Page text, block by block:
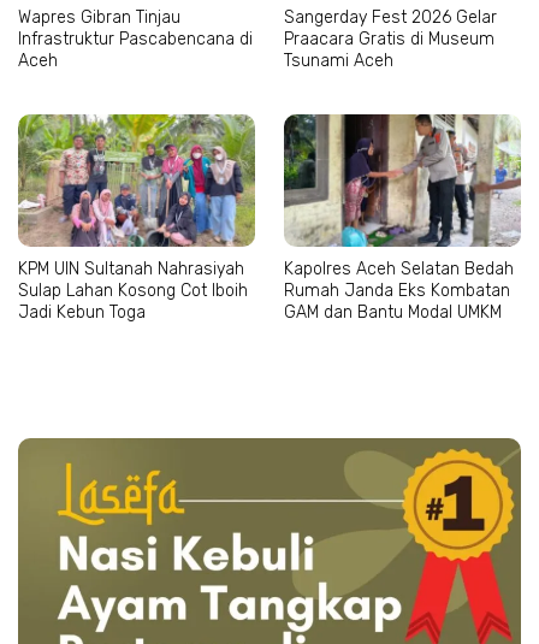
Wapres Gibran Tinjau
Infrastruktur Pascabencana di
Aceh
Sangerday Fest 2026 Gelar
Praacara Gratis di Museum
Tsunami Aceh
KPM UIN Sultanah Nahrasiyah
Sulap Lahan Kosong Cot Iboih
Jadi Kebun Toga
Kapolres Aceh Selatan Bedah
Rumah Janda Eks Kombatan
GAM dan Bantu Modal UMKM